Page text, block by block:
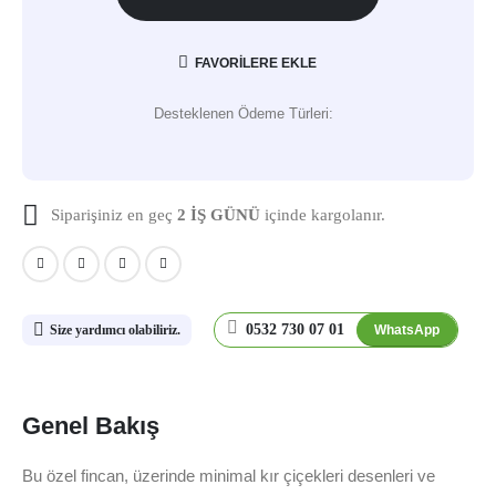
FAVORILERE EKLE
Desteklenen Ödeme Türleri:
Siparişiniz en geç 2 İŞ GÜNÜ içinde kargolanır.
Size yardımcı olabiliriz. 0532 730 07 01 WhatsApp
Genel Bakış
Bu özel fincan, üzerinde minimal kır çiçekleri desenleri ve